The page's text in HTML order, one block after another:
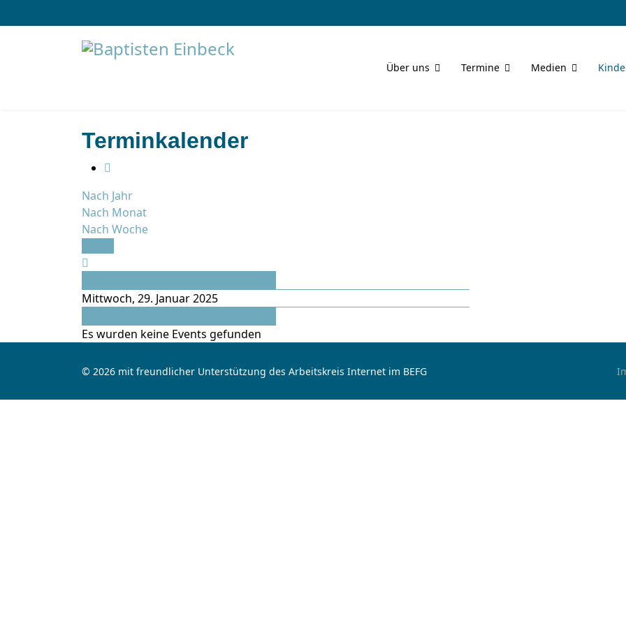
Über uns Termine Medien
Terminkalender
Nach Jahr
Nach Monat
Nach Woche
Mittwoch, 29. Januar 2025
Es wurden keine Events gefunden
© 2026 mit freundlicher Unterstützung des Arbeitskreis Internet im BEFG